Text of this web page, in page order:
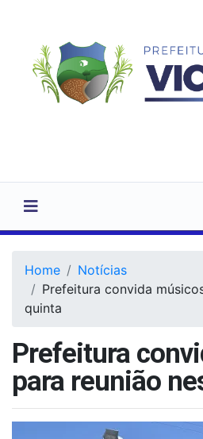
Home
Notícias
Prefeitura convida
quinta
Prefeitura
para reunião